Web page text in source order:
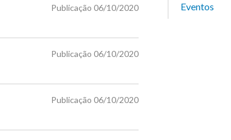
Publicação 06/10/2020
Publicação 06/10/2020
Publicação 06/10/2020
Eventos